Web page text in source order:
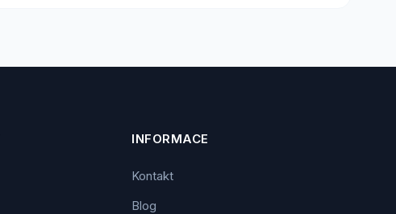
INFORMACE
Kontakt
Blog